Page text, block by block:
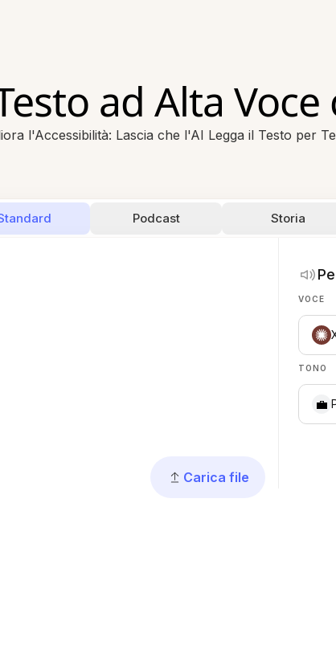
ad Alta Voce
l'Accessibilità: Lascia che l'AI Legga il Testo per Te
Podcast Storia
Carica file
VOCE
TONO
💼